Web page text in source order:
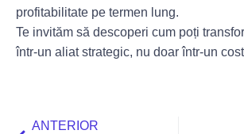
profitabilitate pe termen lung.
Te invităm să descoperi cum poți
într-un aliat strategic, nu doar într-un
ANTERIOR